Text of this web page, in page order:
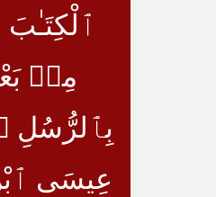
ٱلْكِتَـٰبَ
مِنۢ
بِٱلرُّسُلِ
عِيسَى